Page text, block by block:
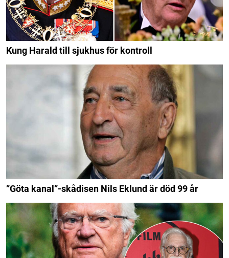
Kung Harald till sjukhus för kontroll
”Göta kanal”-skådisen Nils Eklund är död 99 år